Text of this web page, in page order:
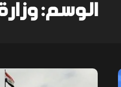
الوسم: